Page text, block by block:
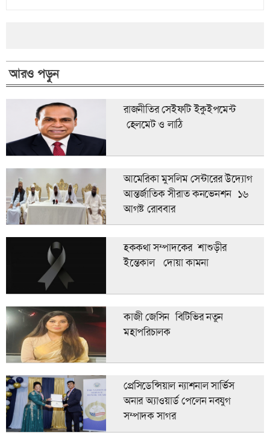
আরও পড়ুন
রাজনীতির সেইফটি ইকুইপমেন্ট
হেলমেট ও লাঠি
আমেরিকা মুসলিম সেন্টারের উদ্যোগ
আন্তর্জাতিক সীরাত কনভেনশন ১৬
আগষ্ট রোববার
হককথা সম্পাদকের শাশুড়ীর
ইন্তেকাল দোয়া কামনা
কাজী জেসিন বিটিভির নতুন
মহাপরিচালক
প্রেসিডেন্সিয়াল ন্যাশনাল সার্ভিস
অনার অ্যাওয়ার্ড পেলেন নবযুগ
সম্পাদক সাগর